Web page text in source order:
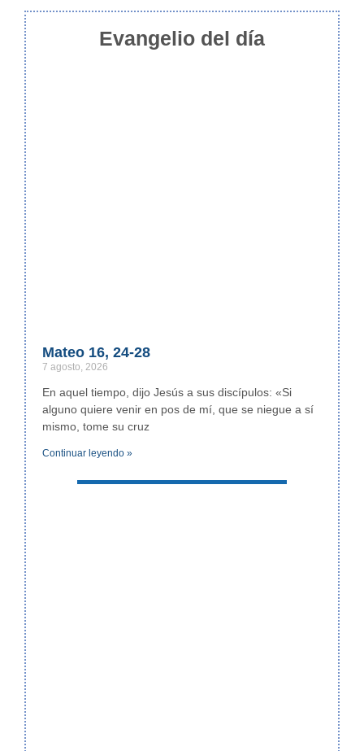
Evangelio del día
Mateo 16, 24-28
7 agosto, 2026
En aquel tiempo, dijo Jesús a sus discípulos: «Si
alguno quiere venir en pos de mí, que se niegue a sí
mismo, tome su cruz
Continuar leyendo »